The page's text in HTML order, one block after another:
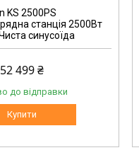
KS 2500PS
станція 2500Вт
синусоїда
52 499 ₴
до відправки
Купити